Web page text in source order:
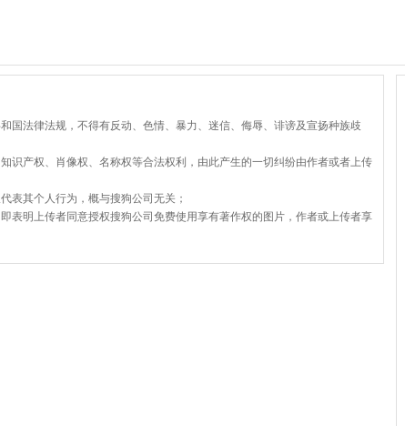
国法律法规，不得有反动、色情、暴力、迷信、侮辱、诽谤及宣扬种族歧
识产权、肖像权、名称权等合法权利，由此产生的一切纠纷由作者或者上传
表其个人行为，概与搜狗公司无关；
表明上传者同意授权搜狗公司免费使用享有著作权的图片，作者或上传者享